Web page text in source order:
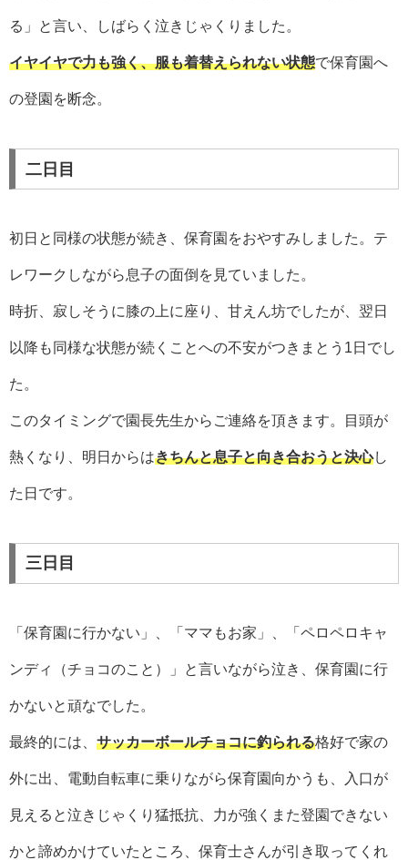
る」と言い、しばらく泣きじゃくりました。
イヤイヤで力も強く、服も着替えられない状態で保育園へ
の登園を断念。
二日目
初日と同様の状態が続き、保育園をおやすみしました。テ
レワークしながら息子の面倒を見ていました。
時折、寂しそうに膝の上に座り、甘えん坊でしたが、翌日
以降も同様な状態が続くことへの不安がつきまとう1日でし
た。
このタイミングで園長先生からご連絡を頂きます。目頭が
熱くなり、明日からはきちんと息子と向き合おうと決心し
た日です。
三日目
「保育園に行かない」、「ママもお家」、「ペロペロキャ
ンディ（チョコのこと）」と言いながら泣き、保育園に行
かないと頑なでした。
最終的には、 サッカーボールチョコに釣られる格好で家の
外に出、電動自転車に乗りながら保育園向かうも、入口が
見えると泣きじゃくり猛抵抗、力が強くまた登園できない
かと諦めかけていたところ、保育士さんが引き取ってくれ